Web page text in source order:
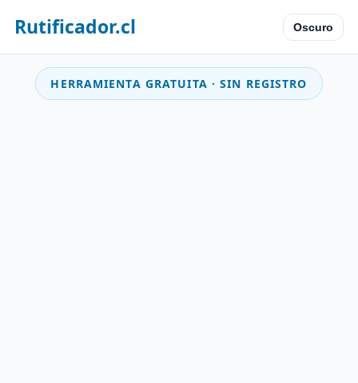
Rutificador.cl Oscuro
HERRAMIENTA GRATUITA · SIN REGISTRO